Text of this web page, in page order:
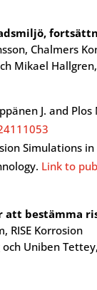
Chalmers
Mikael
J. and
Simulations
Link to
att bestämma
RISE Korrosion
Uniben Tettey,